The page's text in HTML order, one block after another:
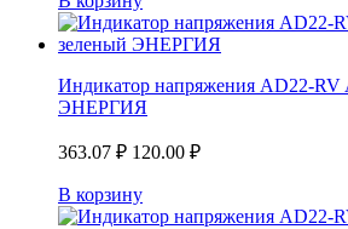
Индикатор напряжения AD22-RV
ЭНЕРГИЯ
363.07 ₽ 120.00 ₽
В корзину